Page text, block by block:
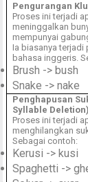
Pengurangan
Proses ini terjadi
meninggalkan
mempunyai
Ia biasanya terjadi
bahasa inggeris.
Brush -> bush
Snake -> nake
Penghapusan
Syllable Deletion)
Proses ini terjadi
menghilangkan
Sebagai contoh:
Kerusi -> kusi
Spaghetti ->